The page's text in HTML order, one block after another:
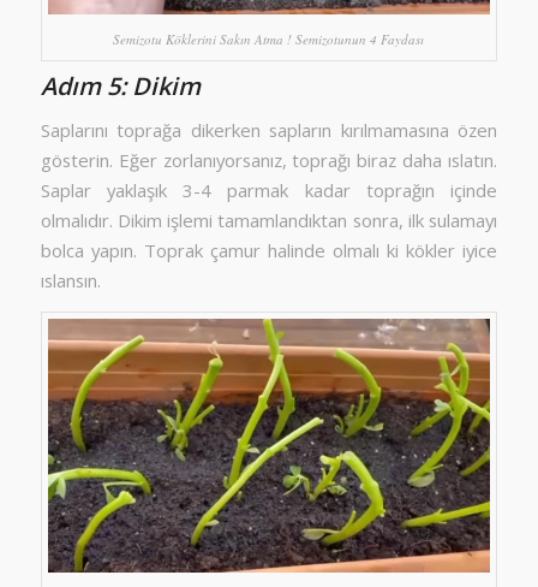
Semizotu Köklerini Sakın Atma ! Semizotunun 4 Faydası
Adım 5: Dikim
Saplarını toprağa dikerken sapların kırılmamasına özen
gösterin. Eğer zorlanıyorsanız, toprağı biraz daha ıslatın.
Saplar yaklaşık 3-4 parmak kadar toprağın içinde
olmalıdır. Dikim işlemi tamamlandıktan sonra, ilk sulamayı
bolca yapın. Toprak çamur halinde olmalı ki kökler iyice
ıslansın.